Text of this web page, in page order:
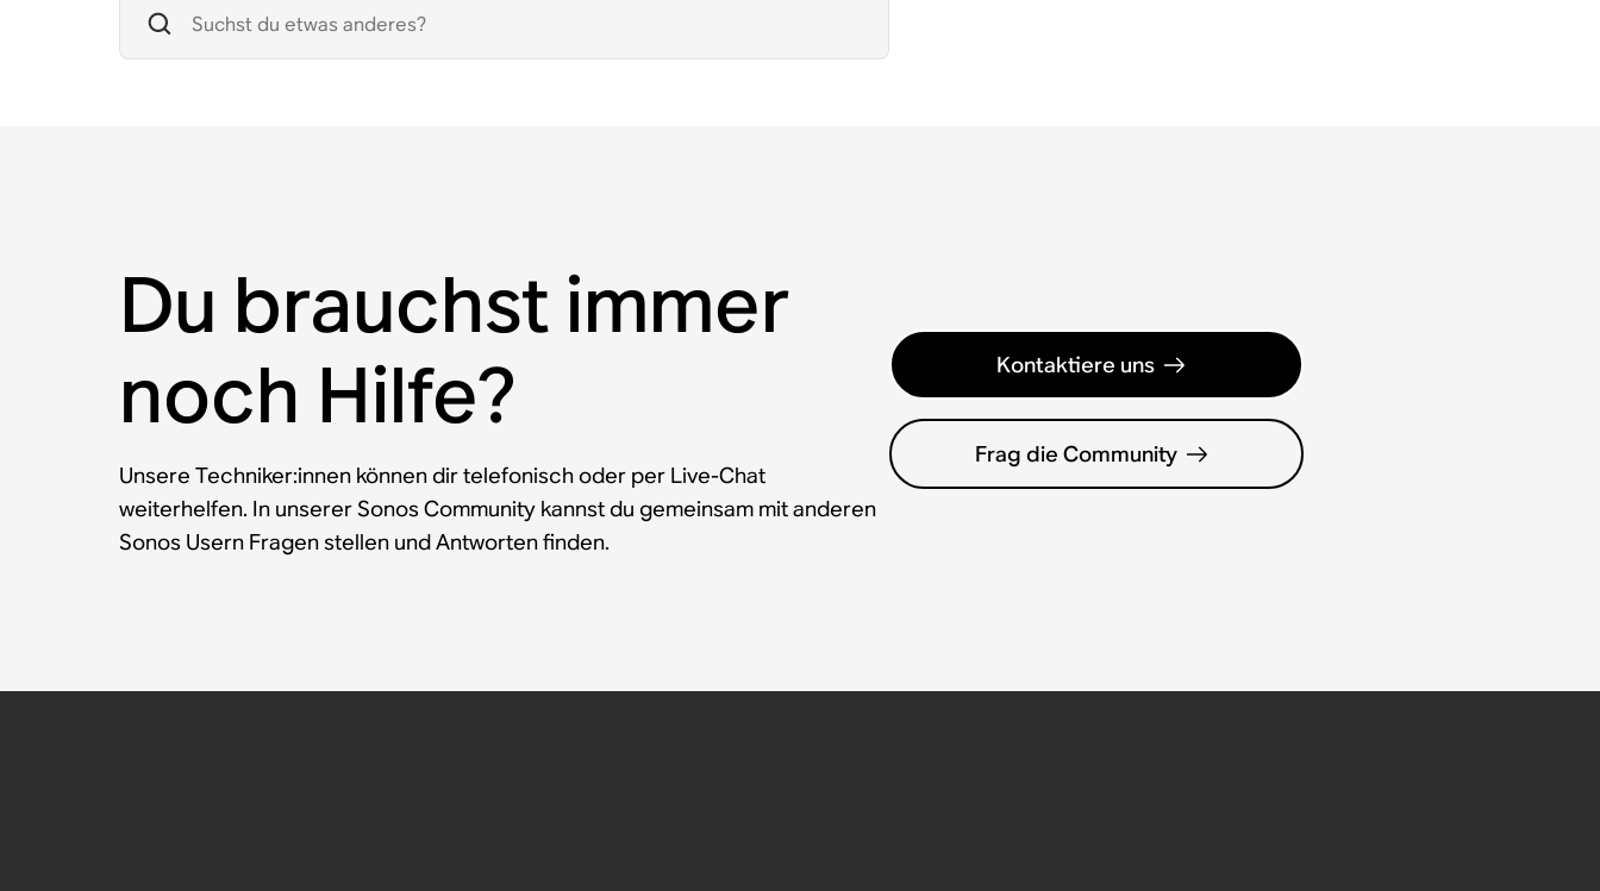
Du brauchst immer
noch Hilfe?
Unsere Techniker:innen können dir telefonisch oder per Live-Chat
weiterhelfen. In unserer Sonos Community kannst du gemeinsam mit anderen
Sonos Usern Fragen stellen und Antworten finden.
Kontaktiere uns
Frag die Community